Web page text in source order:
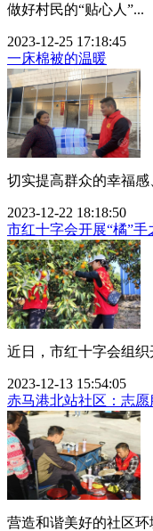
做好村民的“贴心人”...
2023-12-25 17:18:45
一床棉被的温暖
切实提高群众的幸福感
2023-12-22 18:18:50
市红十字会开展“橘”手
近日，市红十字会组织
2023-12-13 15:54:05
赤马港北站社区：志
营造和谐美好的社区环